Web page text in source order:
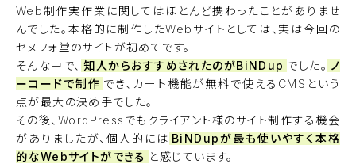
Web制作実作業に関してはほとんど携わったことがありませ
んでした。本格的に制作したWebサイトとしては、実は今回の
セヌフォ堂のサイトが初めてです。
そんな中で、 知人からおすすめされたのがBiNDup でした。 ノ
ーコードで制作 でき、カート機能が無料で使えるCMSという
点が最大の決め手でした。
その後、WordPressでもクライアント様のサイト制作する機会
がありましたが、個人的には BiNDupが最も使いやすく本格
的なWebサイトができる と感じています。